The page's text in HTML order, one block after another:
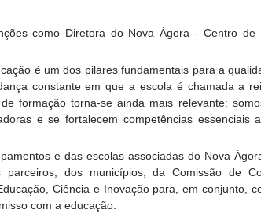
como Diretora do Nova Ágora - Centro de
é um dos pilares fundamentais para a
constante em que a escola é chamada a
formação torna-se ainda mais relevante:
e se fortalecem competências essenciais
e das escolas associadas do Nova
dos municípios, da Comissão de
Ciência e Inovação para, em conjunto,
com a educação.